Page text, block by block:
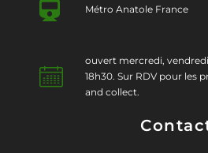
Métro Anatole France
ouvert mercredi,
18h30. Sur RDV pour les
and collect.